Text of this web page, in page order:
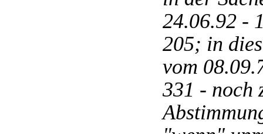
24.06.92 -
205; in
vom
331 - noch